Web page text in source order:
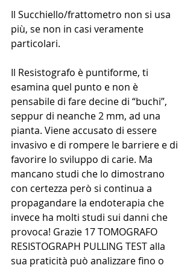
Il Succhiello/frattometro non si usa
più, se non in casi veramente
particolari.
Il Resistografo è puntiforme, ti
esamina quel punto e non è
pensabile di fare decine di “buchi”,
seppur di neanche 2 mm, ad una
pianta. Viene accusato di essere
invasivo e di rompere le barriere e di
favorire lo sviluppo di carie. Ma
mancano studi che lo dimostrano
con certezza però si continua a
propagandare la endoterapia che
invece ha molti studi sui danni che
provoca! Grazie 17 TOMOGRAFO
RESISTOGRAPH PULLING TEST alla
sua praticità può analizzare fino o